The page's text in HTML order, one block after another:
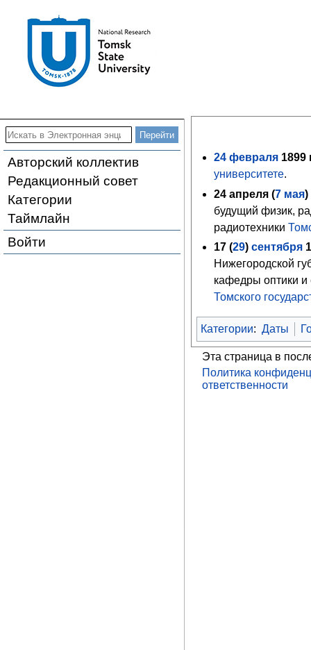
Авторский коллектив
Редакционный совет
Категории
Таймлайн
Войти
24 февраля 1899
университете.
24 апреля (7 мая)
будущий физик,
радиотехники
17 (29)сентября
Нижегородской
кафедры оптики и
Томского
Категории: Даты
Эта страница в
Политика
ответственности